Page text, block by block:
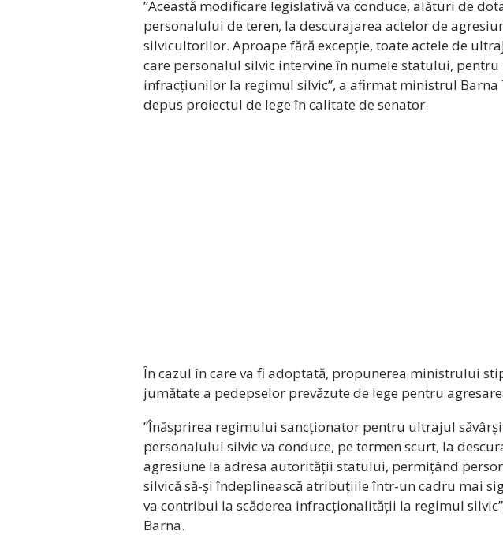
”Această modificare legislativă va conduce, alături de
personalului de teren, la descurajarea actelor de
silvicultorilor. Aproape fără excepție, toate actele de
care personalul silvic intervine în numele statului, pentru
infracțiunilor la regimul silvic”, a afirmat ministrul Barna
depus proiectul de lege în calitate de senator.
În cazul în care va fi adoptată, propunerea ministrului
jumătate a pedepselor prevăzute de lege pentru
”Înăsprirea regimului sancționator pentru ultrajul
personalului silvic va conduce, pe termen scurt, la
agresiune la adresa autorității statului, permițând
silvică să-și îndeplinească atribuțiile într-un cadru mai
va contribui la scăderea infracționalității la regimul
Barna.